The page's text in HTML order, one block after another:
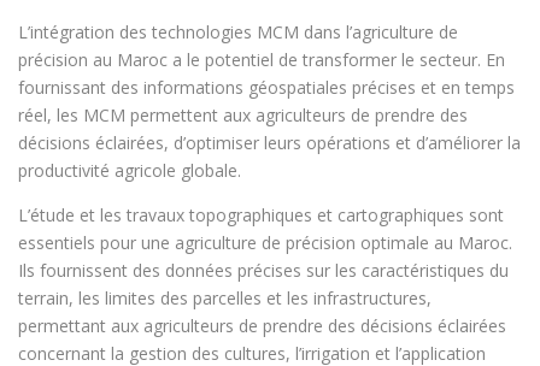
L’intégration des technologies MCM dans l’agriculture de
précision au Maroc a le potentiel de transformer le secteur. En
fournissant des informations géospatiales précises et en temps
réel, les MCM permettent aux agriculteurs de prendre des
décisions éclairées, d’optimiser leurs opérations et d’améliorer la
productivité agricole globale.
L’étude et les travaux topographiques et cartographiques sont
essentiels pour une agriculture de précision optimale au Maroc.
Ils fournissent des données précises sur les caractéristiques du
terrain, les limites des parcelles et les infrastructures,
permettant aux agriculteurs de prendre des décisions éclairées
concernant la gestion des cultures, l’irrigation et l’application